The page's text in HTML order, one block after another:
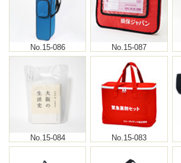
No.15-086 No.15-087
No.15-084 No.15-083